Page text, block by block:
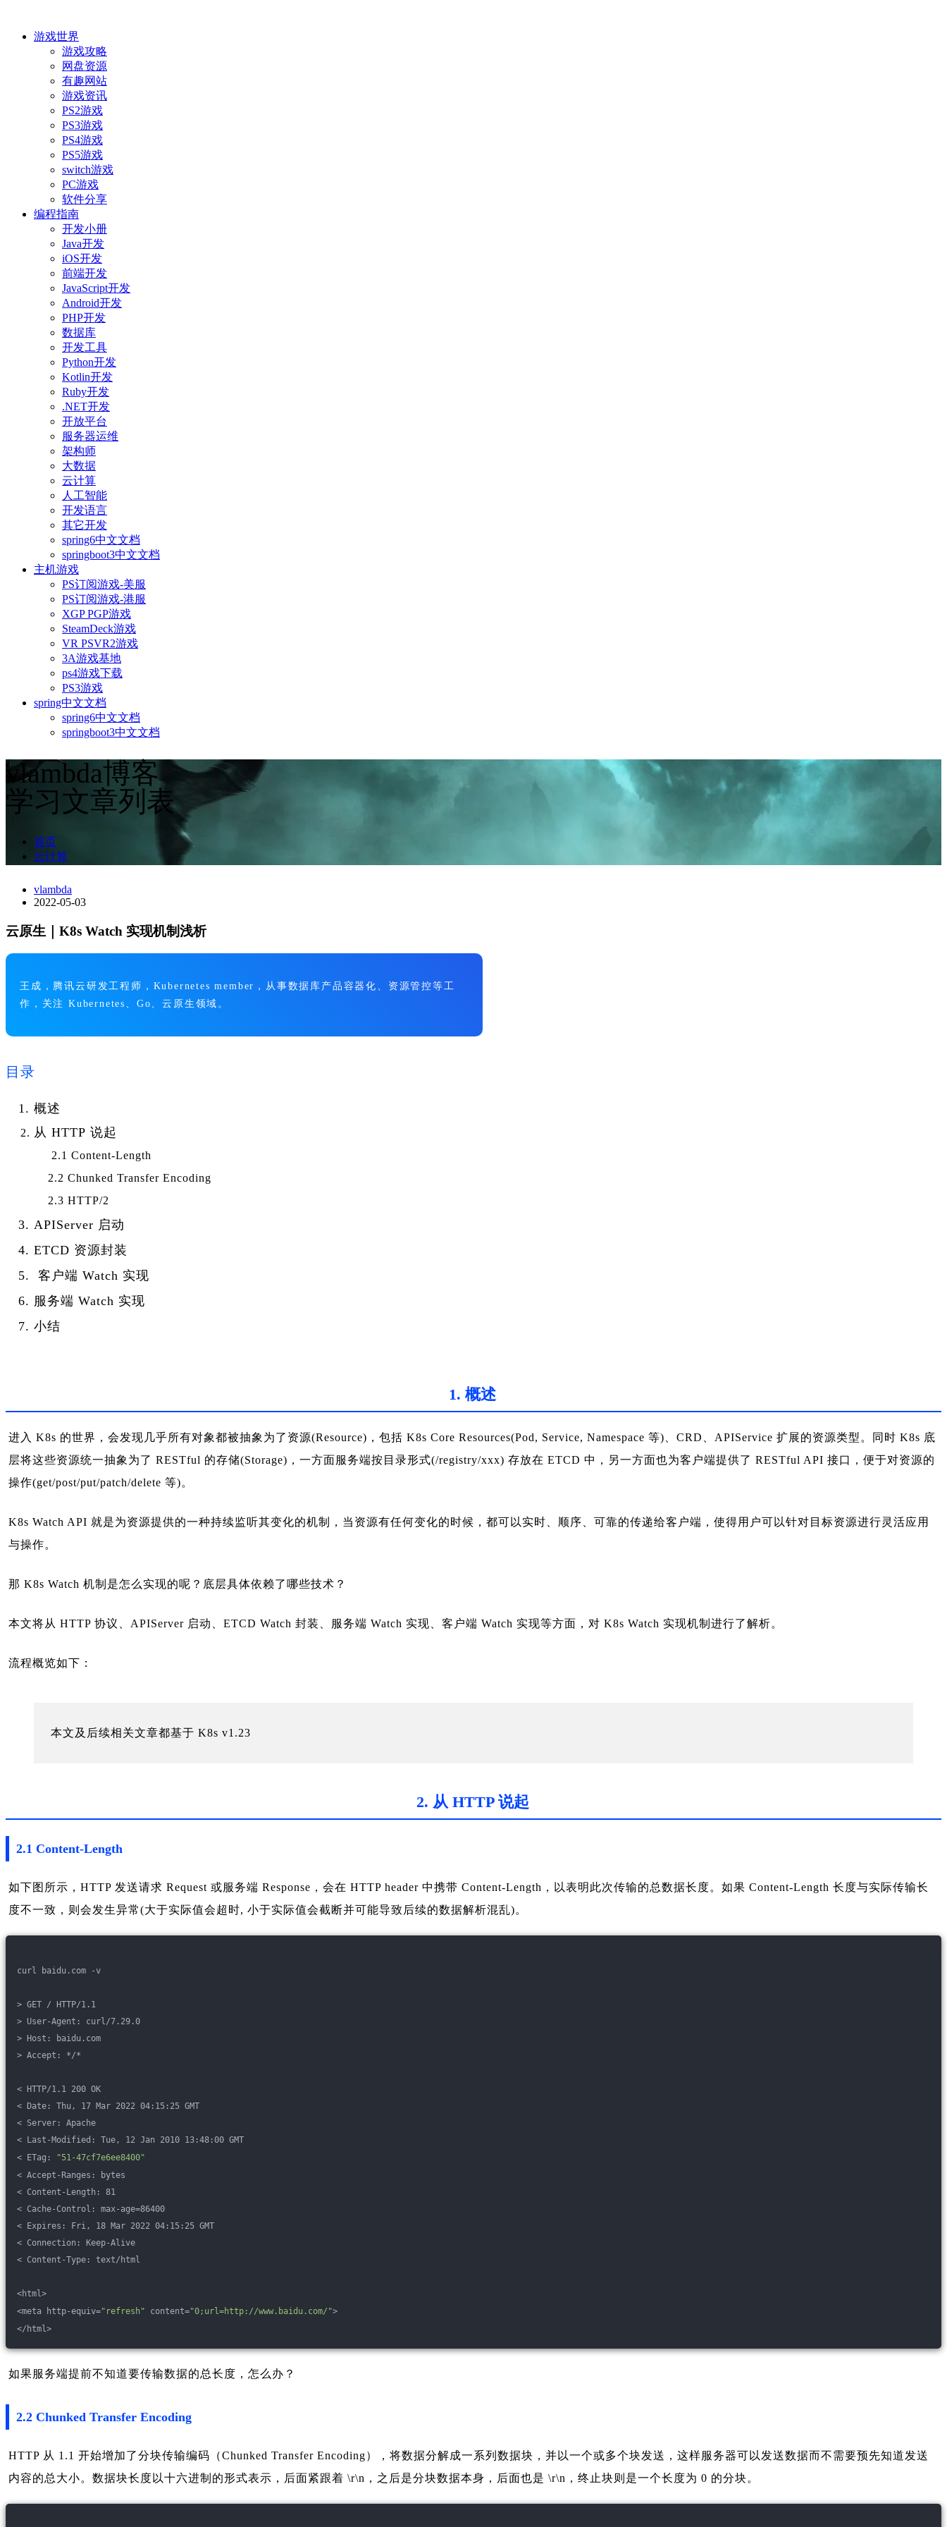
游戏世界
游戏攻略
网盘资源
有趣网站
游戏资讯
PS2游戏
PS3游戏
PS4游戏
PS5游戏
switch游戏
PC游戏
软件分享
编程指南
开发小册
Java开发
iOS开发
前端开发
JavaScript开发
Android开发
PHP开发
数据库
开发工具
Python开发
Kotlin开发
Ruby开发
.NET开发
开放平台
服务器运维
架构师
大数据
云计算
人工智能
开发语言
其它开发
spring6中文文档
springboot3中文文档
主机游戏
PS订阅游戏-美服
PS订阅游戏-港服
XGP PGP游戏
SteamDeck游戏
VR PSVR2游戏
3A游戏基地
ps4游戏下载
PS3游戏
spring中文文档
spring6中文文档
springboot3中文文档
vlambda博客
学习文章列表
首页
云计算
vlambda
2022-05-03
云原生｜K8s Watch 实现机制浅析
王成，腾讯云研发工程师，Kubernetes member，从事数据库产品容器化、资源管控等工
作，关注 Kubernetes、Go、云原生领域。
目录
概述
从 HTTP 说起
2.1 Content-Length
2.2 Chunked Transfer Encoding
2.3 HTTP/2
APIServer 启动
ETCD 资源封装
客户端 Watch 实现
服务端 Watch 实现
小结
1. 概述
进入 K8s 的世界，会发现几乎所有对象都被抽象为了资源(Resource)，包括 K8s Core Resources(Pod, Service, Namespace 等)、CRD、APIService 扩展的资源类型。同时 K8s 底
层将这些资源统一抽象为了 RESTful 的存储(Storage)，一方面服务端按目录形式(/registry/xxx) 存放在 ETCD 中，另一方面也为客户端提供了 RESTful API 接口，便于对资源的
操作(get/post/put/patch/delete 等)。
K8s Watch API 就是为资源提供的一种持续监听其变化的机制，当资源有任何变化的时候，都可以实时、顺序、可靠的传递给客户端，使得用户可以针对目标资源进行灵活应用
与操作。
那 K8s Watch 机制是怎么实现的呢？底层具体依赖了哪些技术？
本文将从 HTTP 协议、APIServer 启动、ETCD Watch 封装、服务端 Watch 实现、客户端 Watch 实现等方面，对 K8s Watch 实现机制进行了解析。
流程概览如下：
本文及后续相关文章都基于 K8s v1.23
2. 从 HTTP 说起
2.1 Content-Length
如下图所示，HTTP 发送请求 Request 或服务端 Response，会在 HTTP header 中携带 Content-Length，以表明此次传输的总数据长度。如果 Content-Length 长度与实际传输长
度不一致，则会发生异常(大于实际值会超时, 小于实际值会截断并可能导致后续的数据解析混乱)。
curl baidu.com -v
> GET / HTTP/1.1
> User-Agent: curl/7.29.0
> Host: baidu.com
> Accept: */*
< HTTP/1.1 200 OK
< Date: Thu, 17 Mar 2022 04:15:25 GMT
< Server: Apache
< Last-Modified: Tue, 12 Jan 2010 13:48:00 GMT
< ETag:
"51-47cf7e6ee8400"
< Accept-Ranges: bytes
< Content-Length: 81
< Cache-Control: max-age=86400
< Expires: Fri, 18 Mar 2022 04:15:25 GMT
< Connection: Keep-Alive
< Content-Type: text/html
<html>
<meta http-equiv="refresh" content="0;url=http://www.baidu.com/">
</html>
如果服务端提前不知道要传输数据的总长度，怎么办？
2.2 Chunked Transfer Encoding
HTTP 从 1.1 开始增加了分块传输编码（Chunked Transfer Encoding），将数据分解成一系列数据块，并以一个或多个块发送，这样服务器可以发送数据而不需要预先知道发送
内容的总大小。数据块长度以十六进制的形式表示，后面紧跟着 \r\n，之后是分块数据本身，后面也是 \r\n，终止块则是一个长度为 0 的分块。